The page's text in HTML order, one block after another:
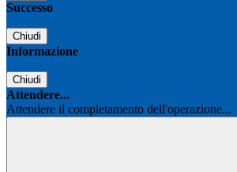
Successo
Chiudi
Informazione
Chiudi
Attendere...
Attendere il completamento dell'operazione...